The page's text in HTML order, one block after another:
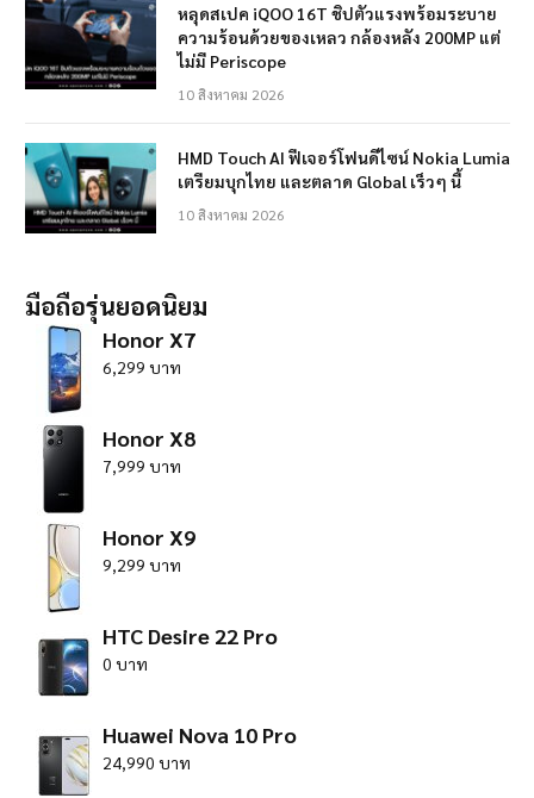
หลุดสเปค iQOO 16T ชิปตัวแรงพร้อมระบาย
ความร้อนด้วยของเหลว กล้องหลัง 200MP แต่
ไม่มี Periscope
10 สิงหาคม 2026
HMD Touch AI ฟีเจอร์โฟนดีไซน์ Nokia Lumia
เตรียมบุกไทย และตลาด Global เร็วๆ นี้
10 สิงหาคม 2026
มือถือรุ่นยอดนิยม
Honor X7
6,299 บาท
Honor X8
7,999 บาท
Honor X9
9,299 บาท
HTC Desire 22 Pro
0 บาท
Huawei Nova 10 Pro
24,990 บาท